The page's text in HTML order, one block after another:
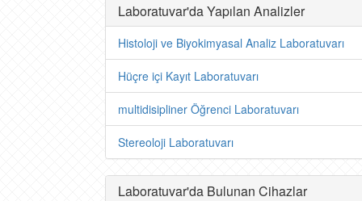
Laboratuvar'da Yapılan Analizler
Histoloji ve Biyokimyasal Analiz Laboratuvarı
Hüçre içi Kayıt Laboratuvarı
multidisipliner Öğrenci Laboratuvarı
Stereoloji Laboratuvarı
Laboratuvar'da Bulunan Cihazlar